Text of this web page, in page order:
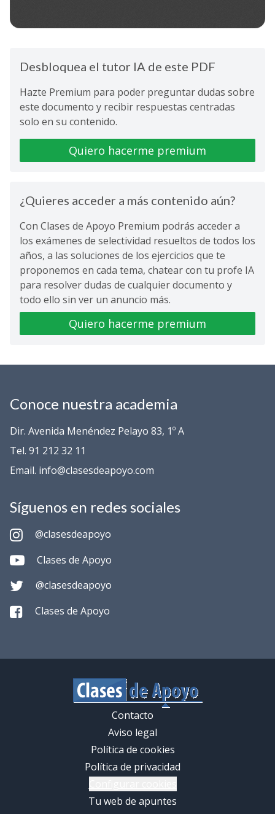
Desbloquea el tutor IA de este PDF
Hazte Premium para poder preguntar dudas sobre
este documento y recibir respuestas centradas
solo en su contenido.
Quiero hacerme premium
¿Quieres acceder a más contenido aún?
Con Clases de Apoyo Premium podrás acceder a
los exámenes de selectividad resueltos de todos los
años, a las soluciones de los ejercicios que te
proponemos en cada tema, chatear con tu profe IA
para resolver dudas de cualquier documento y
todo ello sin ver un anuncio más.
Quiero hacerme premium
Conoce nuestra academia
Dir. Avenida Menéndez Pelayo 83, 1º A
Tel. 91 212 32 11
Email. info@clasesdeapoyo.com
Síguenos en redes sociales
@clasesdeapoyo
Clases de Apoyo
@clasesdeapoyo
Clases de Apoyo
Contacto
Aviso legal
Política de cookies
Política de privacidad
Tu web de apuntes